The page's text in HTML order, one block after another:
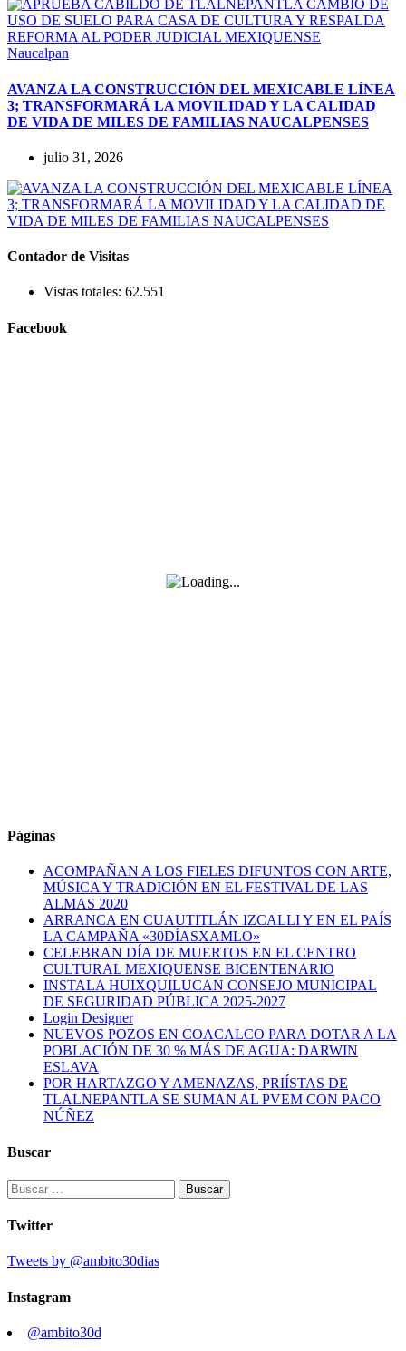
Naucalpan
AVANZA LA CONSTRUCCIÓN DEL MEXICABLE LÍNEA
3; TRANSFORMARÁ LA MOVILIDAD Y LA CALIDAD
DE VIDA DE MILES DE FAMILIAS NAUCALPENSES
julio 31, 2026
Contador de Visitas
Vistas totales: 62.551
Facebook
Páginas
ACOMPAÑAN A LOS FIELES DIFUNTOS CON ARTE,
MÚSICA Y TRADICIÓN EN EL FESTIVAL DE LAS
ALMAS 2020
ARRANCA EN CUAUTITLÁN IZCALLI Y EN EL PAÍS
LA CAMPAÑA «30DÍASXAMLO»
CELEBRAN DÍA DE MUERTOS EN EL CENTRO
CULTURAL MEXIQUENSE BICENTENARIO
INSTALA HUIXQUILUCAN CONSEJO MUNICIPAL
DE SEGURIDAD PÚBLICA 2025-2027
Login Designer
NUEVOS POZOS EN COACALCO PARA DOTAR A LA
POBLACIÓN DE 30 % MÁS DE AGUA: DARWIN
ESLAVA
POR HARTAZGO Y AMENAZAS, PRIÍSTAS DE
TLALNEPANTLA SE SUMAN AL PVEM CON PACO
NÚÑEZ
Buscar
Buscar:
Twitter
Tweets by @ambito30dias
Instagram
@ambito30d